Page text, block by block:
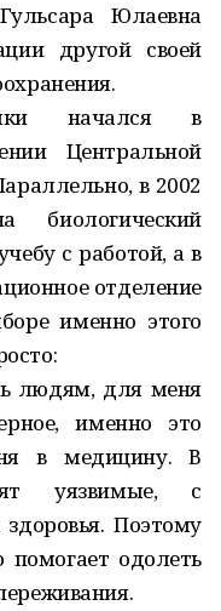
Юлаевна
другой своей
начался в
Центральной
в 2002
с работой, а в
отделение
именно этого
людям, для меня
именно это
в медицину. В
уязвимые, с
Поэтому
помогает одолеть